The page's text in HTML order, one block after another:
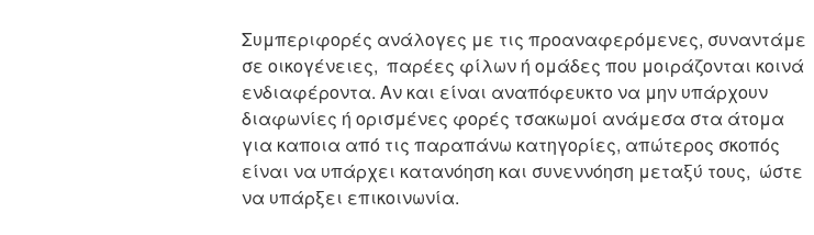
Συμπεριφορές ανάλογες με τις προαναφερόμενες, συναντάμε
σε οικογένειες, παρέες φίλων ή ομάδες που μοιράζονται κοινά
ενδιαφέροντα. Αν και είναι αναπόφευκτο να μην υπάρχουν
διαφωνίες ή ορισμένες φορές τσακωμοί ανάμεσα στα άτομα
για καποια από τις παραπάνω κατηγορίες, απώτερος σκοπός
είναι να υπάρχει κατανόηση και συνεννόηση μεταξύ τους, ώστε
να υπάρξει επικοινωνία.